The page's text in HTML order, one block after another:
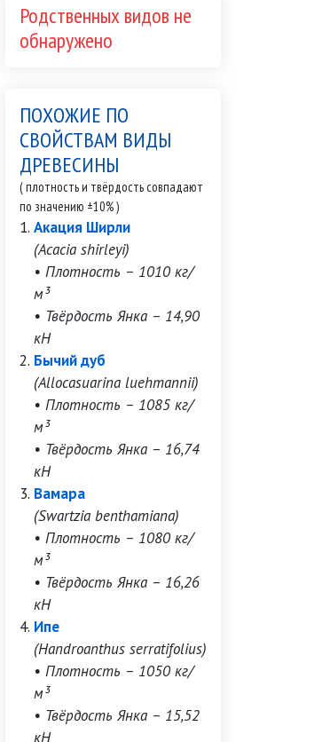
Родственных видов не
обнаружено
ПОХОЖИЕ ПО
СВОЙСТВАМ ВИДЫ
ДРЕВЕСИНЫ
( плотность и твёрдость совпадают
по значению ±10% )
Акация Ширли
(Acacia shirleyi)
• Плотность – 1010 кг/
м³
• Твёрдость Янка – 14,90
кН
Бычий дуб
(Allocasuarina luehmannii)
• Плотность – 1085 кг/
м³
• Твёрдость Янка – 16,74
кН
Вамара
(Swartzia benthamiana)
• Плотность – 1080 кг/
м³
• Твёрдость Янка – 16,26
кН
Ипе
(Handroanthus serratifolius)
• Плотность – 1050 кг/
м³
• Твёрдость Янка – 15,52
кН